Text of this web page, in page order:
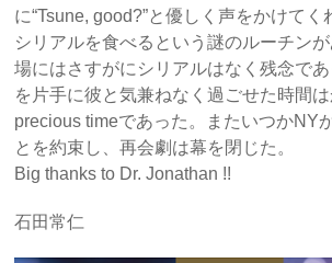
に“Tsune, good?”と優しく声をかけてく
シリアルを食べるという謎のルーチン
場にはさすがにシリアルはなく残念で
を片手に彼と気兼ねなく過ごせた時間
precious timeであった。またいつかNY
とを約束し、再会劇は幕を閉じた。
Big thanks to Dr. Jonathan !!
石田常仁